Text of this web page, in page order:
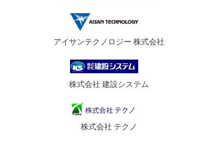
アイサンテクノロジー 株式会社
株式会社 建設システム
株式会社 テクノ